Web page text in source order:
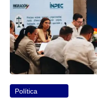
Política